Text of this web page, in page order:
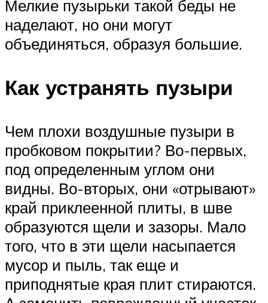
Мелкие пузырьки такой беды не
наделают, но они могут
объединяться, образуя большие.
Как устранять пузыри
Чем плохи воздушные пузыри в
пробковом покрытии? Во-первых,
под определенным углом они
видны. Во-вторых, они «отрывают»
край приклеенной плиты, в шве
образуются щели и зазоры. Мало
того, что в эти щели насыпается
мусор и пыль, так еще и
приподнятые края плит стираются.